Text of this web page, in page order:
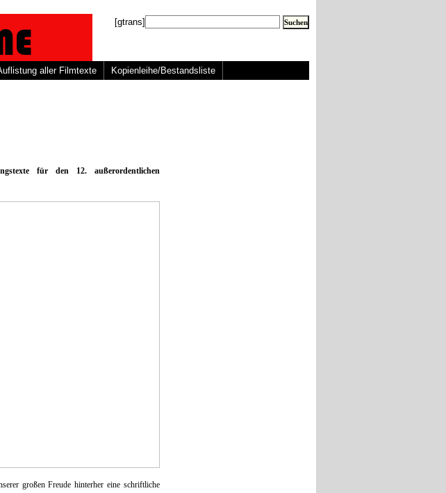
[gtrans]
aller Filmtexte Kopienleihe/Bestandsliste
für den 12. außerordentlichen
großen Freude hinterher eine schriftliche